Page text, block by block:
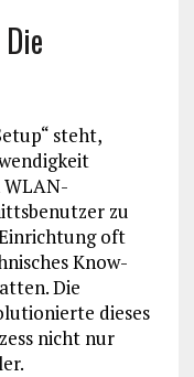
steht,
zu
oft
Know-
Die
dieses
nicht nur